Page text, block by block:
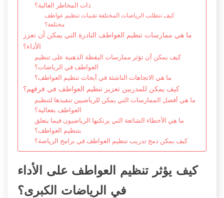
ذات المخاطر العالية؟
كيف تتطلب الرياضات المختلفة تقنيات تنظيم عواطف
مختلفة؟
ما هي ممارسات تنظيم العواطف النادرة التي يمكن أن تعزز
الأداء؟
كيف يمكن أن تؤثر ممارسات اليقظة الذهنية على تنظيم
العواطف في الرياضات؟
ما هي الاتجاهات الناشئة في أبحاث تنظيم العواطف؟
كيف يمكن للمدربين تعزيز تنظيم العواطف في فرقهم؟
ما هي أفضل الممارسات التي يمكن للرياضيين تنفيذها لتنظيم
العواطف بفعالية؟
ما هي الأخطاء الشائعة التي يرتكبها الرياضيون فيما يتعلق
بتنظيم العواطف؟
كيف يمكن دمج تدريب تنظيم العواطف في برامج الرياضة؟
كيف يؤثر تنظيم العواطف على الأداء
في الرياضات الكبرى؟